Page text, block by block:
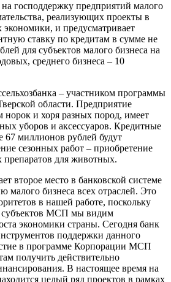
господдержку предприятий малого
реализующих проекты в
экономики, и предусматривает
ставку по кредитам в сумме не
для субъектов малого бизнеса на
среднего бизнеса – 10
– участником программы
области. Предприятие
норок и хоря разных пород, имеет
уборов и аксессуаров. Кредитные
67 миллионов рублей будут
сезонных работ – приобретение
для животных.
второе место в банковской системе
малого бизнеса всех отраслей. Это
в нашей работе, поскольку
субъектов МСП мы видим
экономики страны. Сегодня банк
поддержки данного
в программе Корпорации МСП
получить действительно
В настоящее время на
целый ряд проектов в рамках